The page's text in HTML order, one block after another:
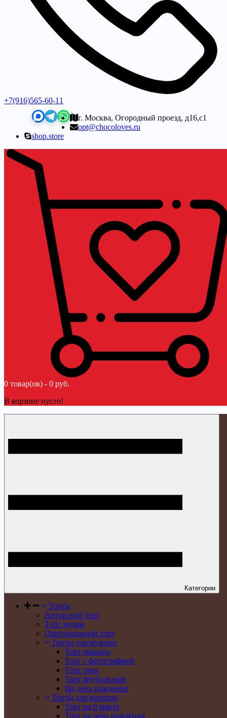
+7(916)565-60-11
г. Москва, Огородный проезд, д16,с1
opt@chocoloves.ru
shop.store
0 товар(ов) - 0 руб.
В корзине пусто!
Категории
Торты
Авторский торт
Торт муляж
Оригинальный торт
Торты для мужчин
Торт машина
Торт с фотографией
Торт танк
Торт футбольный
На день рождение
Торты для женщин
Торт на 8 марта
Торт на день рождения